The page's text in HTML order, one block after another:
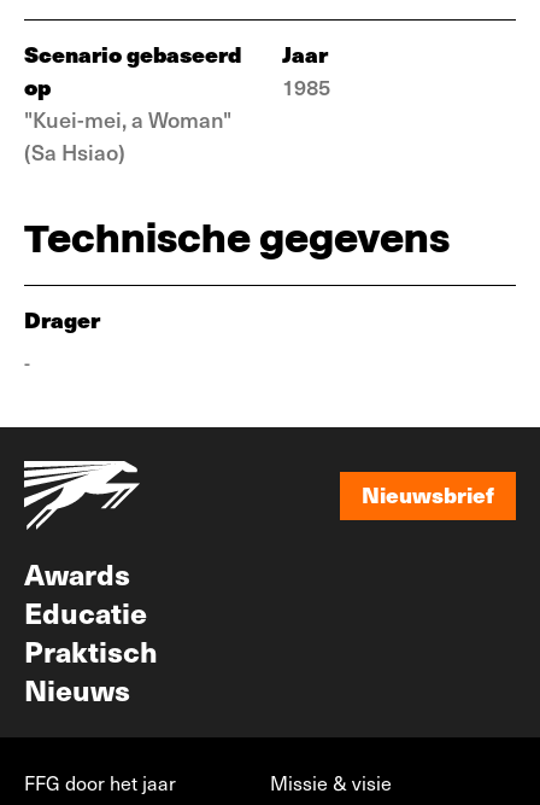
Scenario gebaseerd
op
"Kuei-mei, a Woman"
(Sa Hsiao)
Jaar
1985
Technische gegevens
Drager
-
Nieuwsbrief
Awards
Educatie
Praktisch
Nieuws
FFG door het jaar
Missie & visie